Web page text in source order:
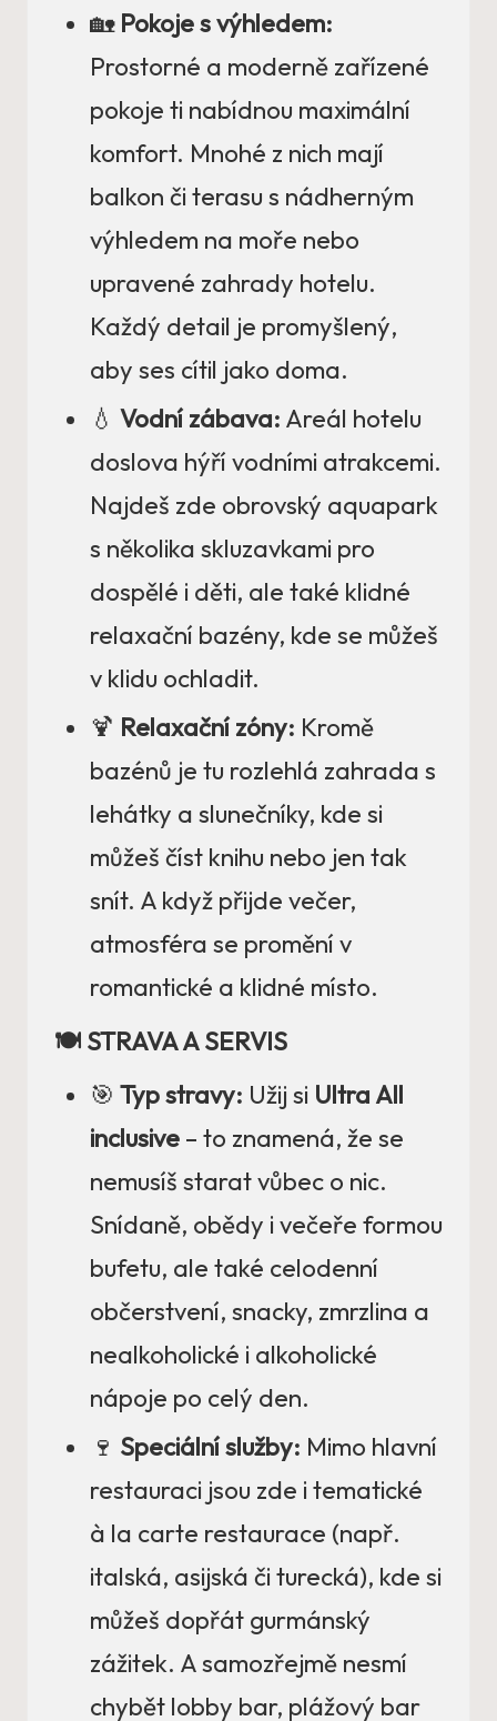
🏡 Pokoje s výhledem:
Prostorné a moderně zařízené
pokoje ti nabídnou maximální
komfort. Mnohé z nich mají
balkon či terasu s nádherným
výhledem na moře nebo
upravené zahrady hotelu.
Každý detail je promyšlený,
aby ses cítil jako doma.
💧 Vodní zábava: Areál hotelu
doslova hýří vodními atrakcemi.
Najdeš zde obrovský aquapark
s několika skluzavkami pro
dospělé i děti, ale také klidné
relaxační bazény, kde se můžeš
v klidu ochladit.
🍹 Relaxační zóny: Kromě
bazénů je tu rozlehlá zahrada s
lehátky a slunečníky, kde si
můžeš číst knihu nebo jen tak
snít. A když přijde večer,
atmosféra se promění v
romantické a klidné místo.
🍽️ STRAVA A SERVIS
🎯 Typ stravy: Užij si Ultra All
inclusive – to znamená, že se
nemusíš starat vůbec o nic.
Snídaně, obědy i večeře formou
bufetu, ale také celodenní
občerstvení, snacky, zmrzlina a
nealkoholické i alkoholické
nápoje po celý den.
🍷 Speciální služby: Mimo hlavní
restauraci jsou zde i tematické
à la carte restaurace (např.
italská, asijská či turecká), kde si
můžeš dopřát gurmánský
zážitek. A samozřejmě nesmí
chybět lobby bar, plážový bar